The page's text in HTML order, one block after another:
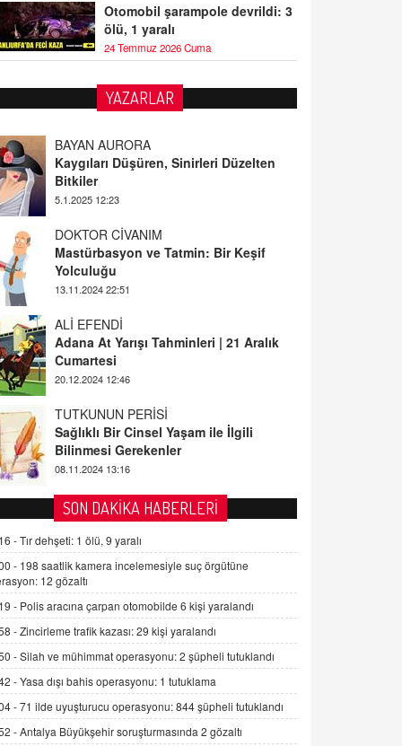
Otomobil şarampole devrildi: 3
ölü, 1 yaralı
24 Temmuz 2026 Cuma
YAZARLAR
BAYAN AURORA
Kaygıları Düşüren, Sinirleri Düzelten
Bitkiler
5.1.2025 12:23
DOKTOR CİVANIM
Mastürbasyon ve Tatmin: Bir Keşif
Yolculuğu
13.11.2024 22:51
ALİ EFENDİ
Adana At Yarışı Tahminleri | 21 Aralık
Cumartesi
20.12.2024 12:46
TUTKUNUN PERİSİ
Sağlıklı Bir Cinsel Yaşam ile İlgili
Bilinmesi Gerekenler
08.11.2024 13:16
FARUK ÖNALAN
Tezkere Onaylanmasaydı…
2 Kasım 2021 Salı 00:11
AV. DOĞAN CAN DOĞAN
Kişisel verilerin korunması ve dijital
hukukun gelişimi
15.09.2025 16:17
SEHER EREK
Kış Ayları Geldi, Hangi Önlemler
Alınmalı?
9.12.2025 10:11
SON DAKİKA HABERLERİ
-Tır dehşeti: 1 ölü, 9 yaralı
- 198 saatlik kamera incelemesiyle suç örgütüne
12 gözaltı
- Polis aracına çarpan otomobilde 6 kişi yaralandı
-Zincirleme trafik kazası: 29 kişi yaralandı
-Silah ve mühimmat operasyonu: 2 şüpheli tutuklandı
-Yasa dışı bahis operasyonu: 1 tutuklama
-71 ilde uyuşturucu operasyonu: 844 şüpheli tutuklandı
-Antalya Büyükşehir soruşturmasında 2 gözaltı